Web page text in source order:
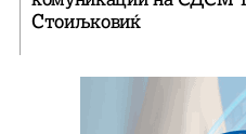
Стоиљковиќ